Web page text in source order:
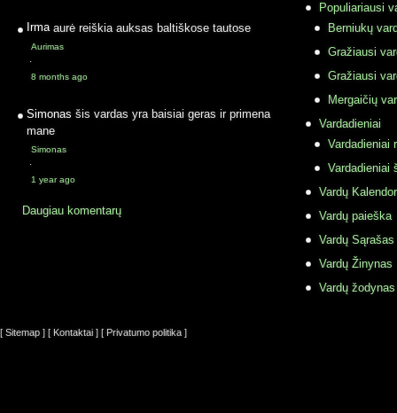
Irma aurė reiškia auksas baltiškose tautose
Aurimas
·
8 months ago
Simonas šis vardas yra baisiai geras ir primena
mane
Simonas
·
1 year ago
Daugiau komentarų
Populiariausi
Berniukų
Gražiausi
Gražiausi
Mergaičių
Vardadieniai
Vardadieniai
Vardadieniai
Vardų
Vardų paieška
Vardų Sąrašas
Vardų Žinynas
Vardų
[ Sitemap ] [ Kontaktai ] [ Privatumo politika ]